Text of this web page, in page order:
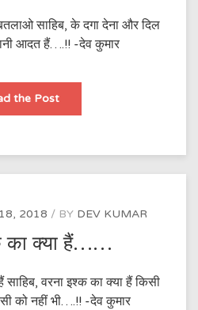
साहिब, के दगा देना और दिल
आदत हैं….!! -देव कुमार
the Postदगा
और
2018 BY DEV KUMAR
का क्या हैं……
वरना इश्क का क्या हैं किसी
को नहीं भी….!! -देव कुमार